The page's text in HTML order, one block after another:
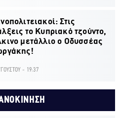
Στις
το Κυπριακό τζούντο,
μετάλλιο ο Οδυσσέας
- 19:37